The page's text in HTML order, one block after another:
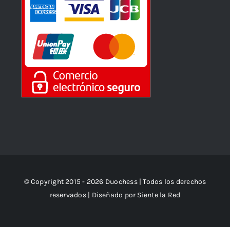
© Copyright 2015 - 2026 Duochess | Todos los derechos
reservados | Diseñado por Siente la Red